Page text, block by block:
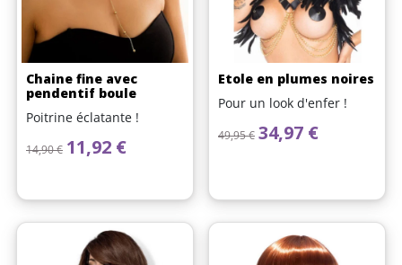
Chaine fine avec
pendentif boule
Poitrine éclatante !
Prix de base
14,90 € Prix
11,92 €
Etole en plumes noires
Pour un look d'enfer !
Prix de base
49,95 € Prix
34,97 €